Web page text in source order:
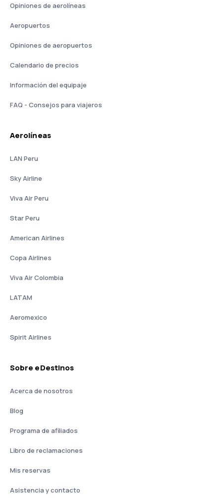
Opiniones de aerolíneas
Aeropuertos
Opiniones de aeropuertos
Calendario de precios
Información del equipaje
FAQ - Consejos para viajeros
Aerolíneas
LAN Peru
Sky Airline
Viva Air Peru
Star Peru
American Airlines
Copa Airlines
Viva Air Colombia
LATAM
Aeromexico
Spirit Airlines
Sobre eDestinos
Acerca de nosotros
Blog
Programa de afiliados
Libro de reclamaciones
Mis reservas
Asistencia y contacto